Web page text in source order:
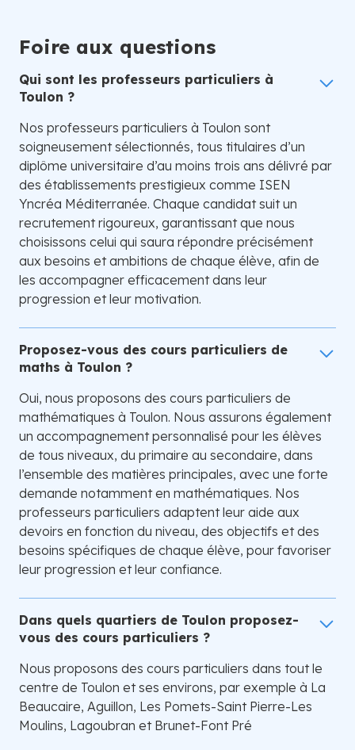
Foire aux questions
Qui sont les professeurs particuliers à
Toulon ?
Nos professeurs particuliers à Toulon sont
soigneusement sélectionnés, tous titulaires d’un
diplôme universitaire d’au moins trois ans délivré par
des établissements prestigieux comme ISEN
Yncréa Méditerranée. Chaque candidat suit un
recrutement rigoureux, garantissant que nous
choisissons celui qui saura répondre précisément
aux besoins et ambitions de chaque élève, afin de
les accompagner efficacement dans leur
progression et leur motivation.
Proposez-vous des cours particuliers de
maths à Toulon ?
Oui, nous proposons des cours particuliers de
mathématiques à Toulon. Nous assurons également
un accompagnement personnalisé pour les élèves
de tous niveaux, du primaire au secondaire, dans
l’ensemble des matières principales, avec une forte
demande notamment en mathématiques. Nos
professeurs particuliers adaptent leur aide aux
devoirs en fonction du niveau, des objectifs et des
besoins spécifiques de chaque élève, pour favoriser
leur progression et leur confiance.
Dans quels quartiers de Toulon proposez-
vous des cours particuliers ?
Nous proposons des cours particuliers dans tout le
centre de Toulon et ses environs, par exemple à La
Beaucaire, Aguillon, Les Pomets-Saint Pierre-Les
Moulins, Lagoubran et Brunet-Font Pré